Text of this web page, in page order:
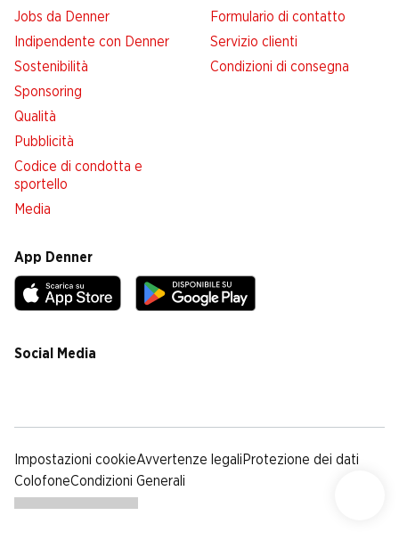
Jobs da Denner
Indipendente con Denner
Sostenibilità
Sponsoring
Qualità
Pubblicità
Codice di condotta e
sportello
Media
Formulario di contatto
Servizio clienti
Condizioni di consegna
App Denner
Social Media
Impostazioni cookieAvvertenze legali Protezione dei dati
ColofoneCondizioni Generali